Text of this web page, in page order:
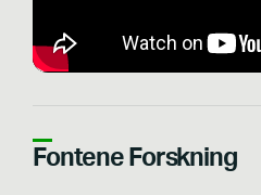
Fontene Forskning